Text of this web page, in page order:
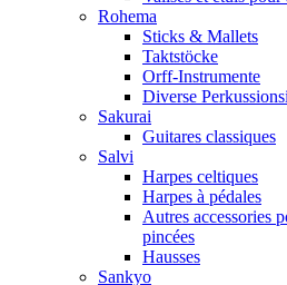
Rohema
Sticks & Mallets
Taktstöcke
Orff-Instrumente
Diverse
Sakurai
Guitares classiques
Salvi
Harpes celtiques
Harpes à pédales
Autres accessories
pincées
Hausses
Sankyo